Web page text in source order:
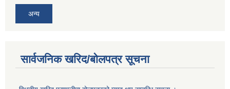
अन्य
सार्वजनिक खरिद/बोलपत्र सूचना